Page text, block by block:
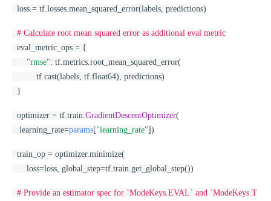
loss = tf.losses.mean_squared_error(labels, predictions)
# Calculate root mean squared error as additional eval metric
eval_metric_ops = {
"rmse": tf.metrics.root_mean_squared_error(
tf.cast(labels, tf.float64), predictions)
}
optimizer = tf.train. GradientDescentOptimizer(
learning_rate=params["learning_rate"])
train_op = optimizer.minimize(
loss=loss, global_step=tf.train.get_global_step())
# Provide an estimator spec for `ModeKeys.EVAL` and `ModeKeys.T